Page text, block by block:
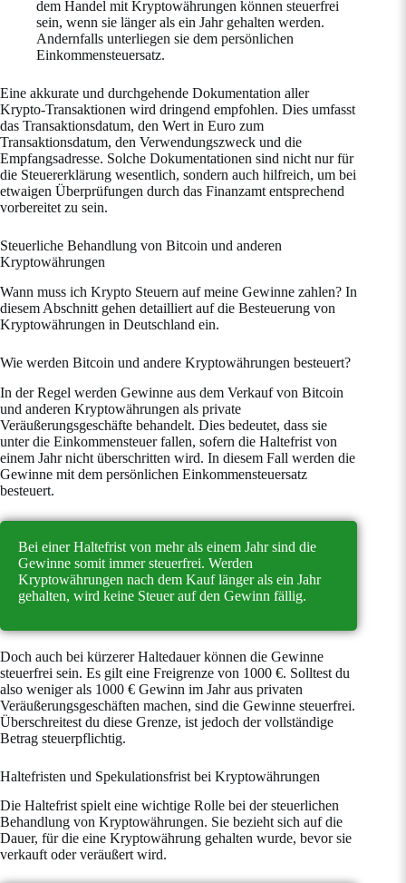
dem Handel mit Kryptowährungen können steuerfrei
sein, wenn sie länger als ein Jahr gehalten werden.
Andernfalls unterliegen sie dem persönlichen
Einkommensteuersatz.
Eine akkurate und durchgehende Dokumentation aller
Krypto-Transaktionen wird dringend empfohlen. Dies umfasst
das Transaktionsdatum, den Wert in Euro zum
Transaktionsdatum, den Verwendungszweck und die
Empfangsadresse. Solche Dokumentationen sind nicht nur für
die Steuererklärung wesentlich, sondern auch hilfreich, um bei
etwaigen Überprüfungen durch das Finanzamt entsprechend
vorbereitet zu sein.
Steuerliche Behandlung von Bitcoin und anderen
Kryptowährungen
Wann muss ich Krypto Steuern auf meine Gewinne zahlen? In
diesem Abschnitt gehen detailliert auf die Besteuerung von
Kryptowährungen in Deutschland ein.
Wie werden Bitcoin und andere Kryptowährungen besteuert?
In der Regel werden Gewinne aus dem Verkauf von Bitcoin
und anderen Kryptowährungen als private
Veräußerungsgeschäfte behandelt. Dies bedeutet, dass sie
unter die Einkommensteuer fallen, sofern die Haltefrist von
einem Jahr nicht überschritten wird. In diesem Fall werden die
Gewinne mit dem persönlichen Einkommensteuersatz
besteuert.
Bei einer Haltefrist von mehr als einem Jahr sind die
Gewinne somit immer steuerfrei. Werden
Kryptowährungen nach dem Kauf länger als ein Jahr
gehalten, wird keine Steuer auf den Gewinn fällig.
Doch auch bei kürzerer Haltedauer können die Gewinne
steuerfrei sein. Es gilt eine Freigrenze von 1000 €. Solltest du
also weniger als 1000 € Gewinn im Jahr aus privaten
Veräußerungsgeschäften machen, sind die Gewinne steuerfrei.
Überschreitest du diese Grenze, ist jedoch der vollständige
Betrag steuerpflichtig.
Haltefristen und Spekulationsfrist bei Kryptowährungen
Die Haltefrist spielt eine wichtige Rolle bei der steuerlichen
Behandlung von Kryptowährungen. Sie bezieht sich auf die
Dauer, für die eine Kryptowährung gehalten wurde, bevor sie
verkauft oder veräußert wird.